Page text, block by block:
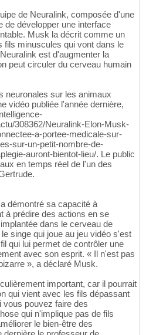
de Neuralink, composée d'une
de développer une interface
Musk la décrit comme un
fils minuscules qui vont dans le
est d'augmenter la
peut circuler du cerveau humain
neuronales sur les animaux
vidéo publiée l'année dernière,
308362/Neuralink-Elon-Musk-
a-portee-medicale-sur-
sur-un-petit-nombre-de-
auront-bientot-lieu/. Le public
en temps réel de l'un des
démontré sa capacité à
à prédire des actions en se
dans le cerveau de
singe qui joue au jeu vidéo s'est
qui lui permet de contrôler une
avec son esprit. « Il n'est pas
», a déclaré Musk.
important, car il pourrait
qui vient avec les fils dépassant
vous pouvez faire des
qui n'implique pas de fils
le bien-être des